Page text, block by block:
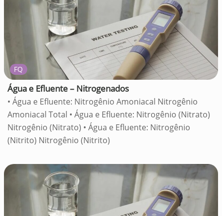
FQ
Água e Efluente – Nitrogenados
• Água e Efluente: Nitrogênio Amoniacal Nitrogênio
Amoniacal Total • Água e Efluente: Nitrogênio (Nitrato)
Nitrogênio (Nitrato) • Água e Efluente: Nitrogênio
(Nitrito) Nitrogênio (Nitrito)